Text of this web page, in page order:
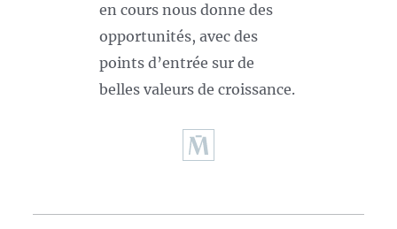
en cours nous donne des
opportunités, avec des
points d’entrée sur de
belles valeurs de croissance.